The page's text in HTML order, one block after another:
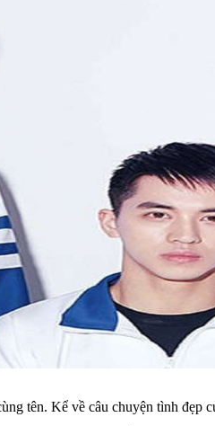
tên. Kể về câu chuyện tình